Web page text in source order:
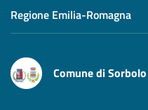
Regione Emilia-Romagna
Comune di